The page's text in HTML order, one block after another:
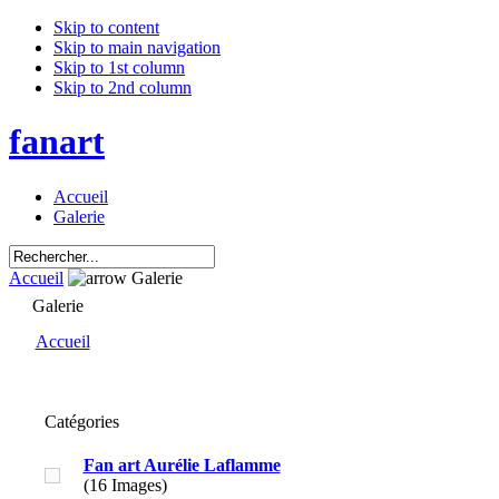
Skip to content
Skip to main navigation
Skip to 1st column
Skip to 2nd column
fanart
Accueil
Galerie
Accueil
Galerie
Galerie
Accueil
Catégories
Fan art Aurélie Laflamme
(16 Images)